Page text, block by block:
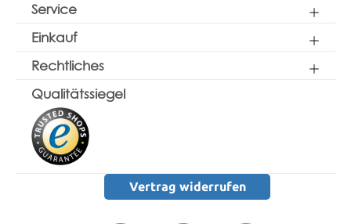
Service
Einkauf
Rechtliches
Qualitätssiegel
Vertrag widerrufen